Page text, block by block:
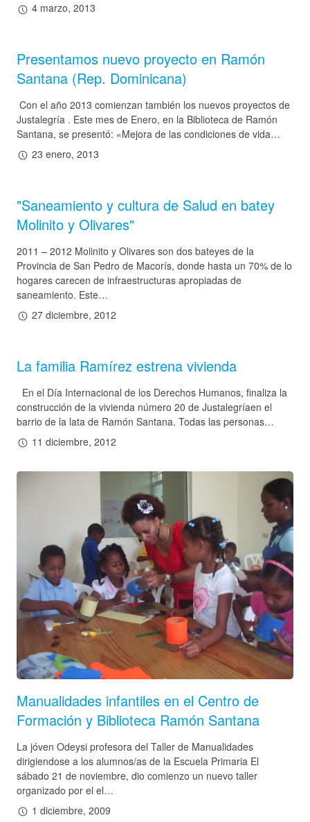
4 marzo, 2013
Presentamos nuevo proyecto en Ramón
Santana (Rep. Dominicana)
Con el año 2013 comienzan también los nuevos proyectos de
Justalegría . Este mes de Enero, en la Biblioteca de Ramón
Santana, se presentó: «Mejora de las condiciones de vida…
23 enero, 2013
"Saneamiento y cultura de Salud en batey
Molinito y Olivares"
2011 – 2012 Molinito y Olivares son dos bateyes de la
Provincia de San Pedro de Macorís, donde hasta un 70% de lo
hogares carecen de infraestructuras apropiadas de
saneamiento. Este…
27 diciembre, 2012
La familia Ramírez estrena vivienda
En el Día Internacional de los Derechos Humanos, finaliza la
construcción de la vivienda número 20 de Justalegríaen el
barrio de la lata de Ramón Santana. Todas las personas…
11 diciembre, 2012
Manualidades infantiles en el Centro de
Formación y Biblioteca Ramón Santana
La jóven Odeysi profesora del Taller de Manualidades
dirigiendose a los alumnos/as de la Escuela Primaria El
sábado 21 de noviembre, dio comienzo un nuevo taller
organizado por el el…
1 diciembre, 2009